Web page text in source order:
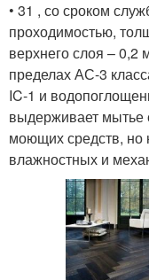
• 31 , со сроком
проходимостью,
верхнего слоя – 0,2
пределах АС-3
IC-1 и
выдерживает
моющих средств, но
влажностных и